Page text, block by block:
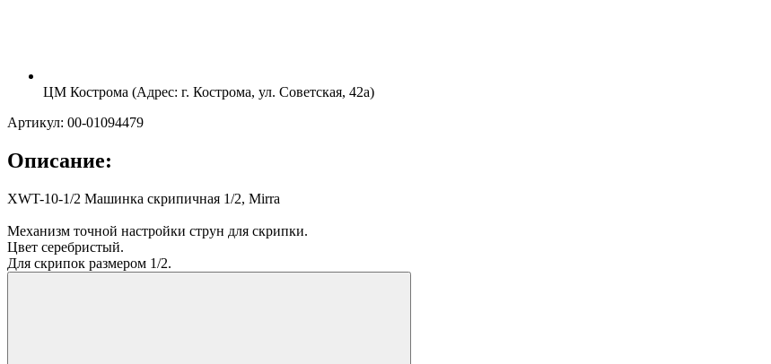
ЦМ Кострома (Адрес: г. Кострома, ул. Советская, 42а)
Артикул: 00-01094479
Описание:
XWT-10-1/2 Машинка скрипичная 1/2, Mirra
Механизм точной настройки струн для скрипки.
Цвет серебристый.
Для скрипок размером 1/2.